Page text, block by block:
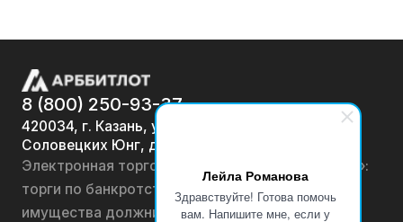
Лейла Романова
Здравствуйте! Готова помочь
вам. Напишите мне, если у
8 (800) 250-93-37
420034, г. Казань, ул.
Соловецких Юнг, д. 7
Электронная торговая площадка «АРББИТЛОТ»:
торги по банкротству, лоты по продаже
имущества должников физических лиц и